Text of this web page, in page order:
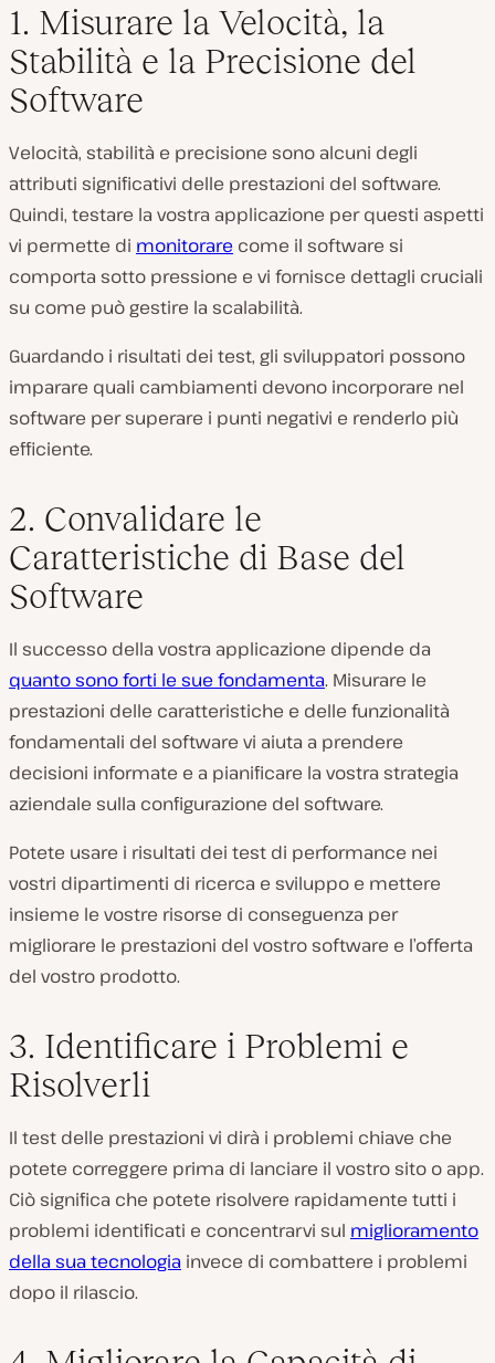
1. Misurare la Velocità, la
Stabilità e la Precisione del
Software
Velocità, stabilità e precisione sono alcuni degli
attributi significativi delle prestazioni del software.
Quindi, testare la vostra applicazione per questi aspetti
vi permette di monitorare come il software si
comporta sotto pressione e vi fornisce dettagli cruciali
su come può gestire la scalabilità.
Guardando i risultati dei test, gli sviluppatori possono
imparare quali cambiamenti devono incorporare nel
software per superare i punti negativi e renderlo più
efficiente.
2. Convalidare le
Caratteristiche di Base del
Software
Il successo della vostra applicazione dipende da
quanto sono forti le sue fondamenta. Misurare le
prestazioni delle caratteristiche e delle funzionalità
fondamentali del software vi aiuta a prendere
decisioni informate e a pianificare la vostra strategia
aziendale sulla configurazione del software.
Potete usare i risultati dei test di performance nei
vostri dipartimenti di ricerca e sviluppo e mettere
insieme le vostre risorse di conseguenza per
migliorare le prestazioni del vostro software e l’offerta
del vostro prodotto.
3. Identificare i Problemi e
Risolverli
Il test delle prestazioni vi dirà i problemi chiave che
potete correggere prima di lanciare il vostro sito o app.
Ciò significa che potete risolvere rapidamente tutti i
problemi identificati e concentrarvi sul miglioramento
della sua tecnologia invece di combattere i problemi
dopo il rilascio.